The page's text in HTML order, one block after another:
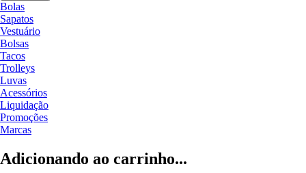
Bolas
Sapatos
Vestuário
Bolsas
Tacos
Trolleys
Luvas
Acessórios
Liquidação
Promoções
Marcas
Adicionando ao carrinho...